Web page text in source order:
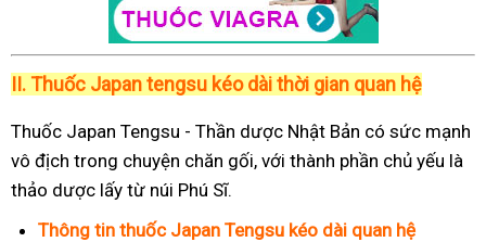
II. Thuốc Japan tengsu kéo dài thời gian quan hệ
Thuốc Japan Tengsu - Thần dược Nhật Bản có sức mạnh
vô địch trong chuyện chăn gối, với thành phần chủ yếu là
thảo dược lấy từ núi Phú Sĩ.
Thông tin thuốc Japan Tengsu kéo dài quan hệ